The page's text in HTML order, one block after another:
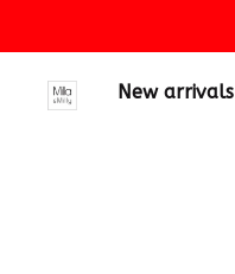
New arrivals